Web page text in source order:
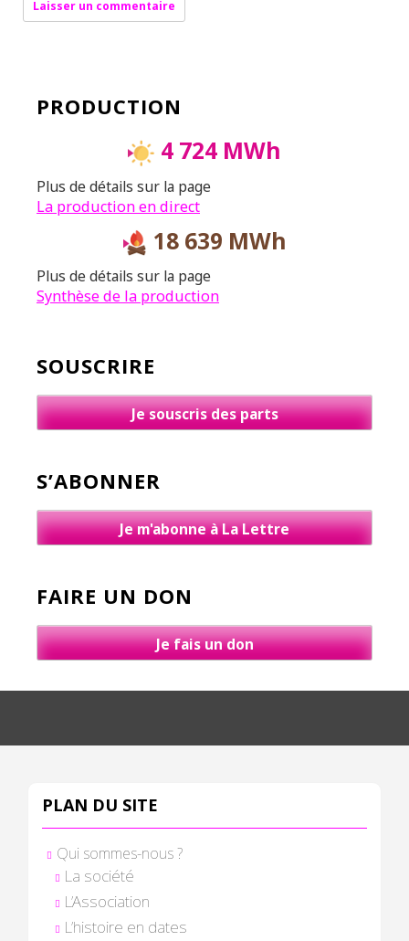
PRODUCTION
4 724 MWh
Plus de détails sur la page
La production en direct
18 639 MWh
Plus de détails sur la page
Synthèse de la production
SOUSCRIRE
Je souscris des parts
S’ABONNER
Je m'abonne à La Lettre
FAIRE UN DON
Je fais un don
PLAN DU SITE
Qui sommes-nous ?
La société
L’Association
L’histoire en dates